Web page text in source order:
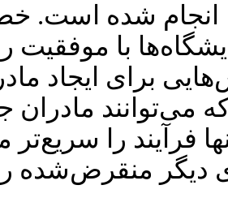
انجام شده است.
با موفقیت
برای ایجاد
مادران
فرآیند را سریع‌تر